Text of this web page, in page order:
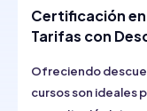
Certificación en
Tarifas con
Ofreciendo
cursos son ideales